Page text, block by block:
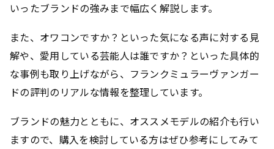
いったブランドの強みまで幅広く解説します。
また、オワコンですか？といった気になる声に対する見
解や、愛用している芸能人は誰ですか？といった具体的
な事例も取り上げながら、フランクミュラーヴァンガー
ドの評判のリアルな情報を整理しています。
ブランドの魅力とともに、オススメモデルの紹介も行い
ますので、購入を検討している方はぜひ参考にしてみて